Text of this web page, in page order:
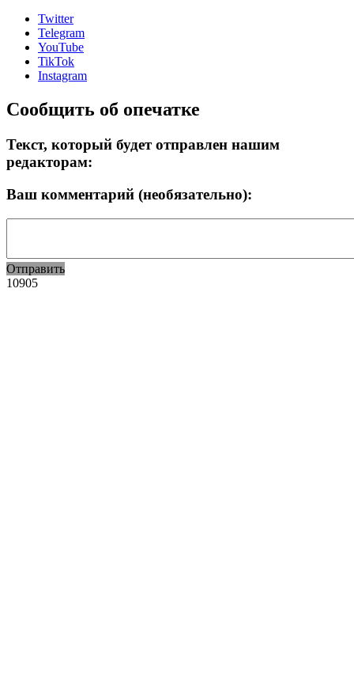
Twitter
Telegram
YouTube
TikTok
Instagram
Сообщить об опечатке
Текст, который будет отправлен нашим
редакторам:
Ваш комментарий (необязательно):
Отправить
10905